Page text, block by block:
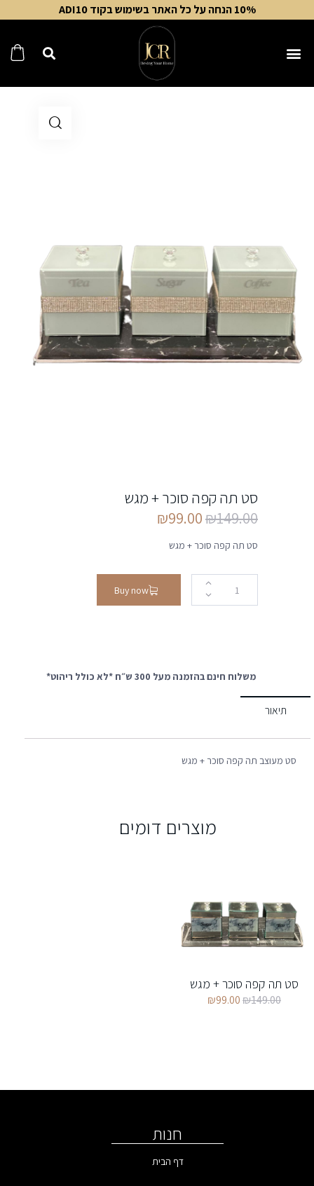
10% הנחה על כל האתר בשימוש בקוד ADI10
סט תה קפה סוכר + מגש
₪149.00
₪99.00
סט תה קפה סוכר + מגש
Buy now
משלוח חינם בהזמנה מעל 300 ש״ח *לא כולל ריהוט*
תיאור
סט מעוצב תה קפה סוכר + מגש
מוצרים דומים
סט תה קפה סוכר + מגש
₪149.00
₪99.00
חנות
דף הבית